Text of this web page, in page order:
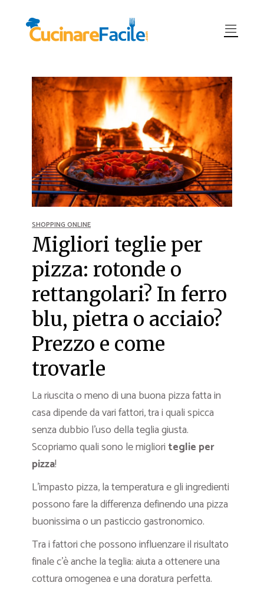
SHOPPING ONLINE
Migliori teglie per
pizza: rotonde o
rettangolari? In ferro
blu, pietra o acciaio?
Prezzo e come
trovarle
La riuscita o meno di una buona pizza fatta in
casa dipende da vari fattori, tra i quali spicca
senza dubbio l’uso della teglia giusta.
Scopriamo quali sono le migliori teglie per
pizza!
L’impasto pizza, la temperatura e gli ingredienti
possono fare la differenza definendo una pizza
buonissima o un pasticcio gastronomico.
Tra i fattori che possono influenzare il risultato
finale c’è anche la teglia: aiuta a ottenere una
cottura omogenea e una doratura perfetta.